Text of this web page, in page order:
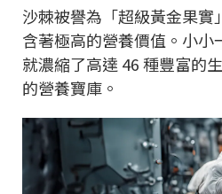
沙棘被譽為「超級黃金果實
含著極高的營養價值。小小
就濃縮了高達 46 種豐富的
的營養寶庫。